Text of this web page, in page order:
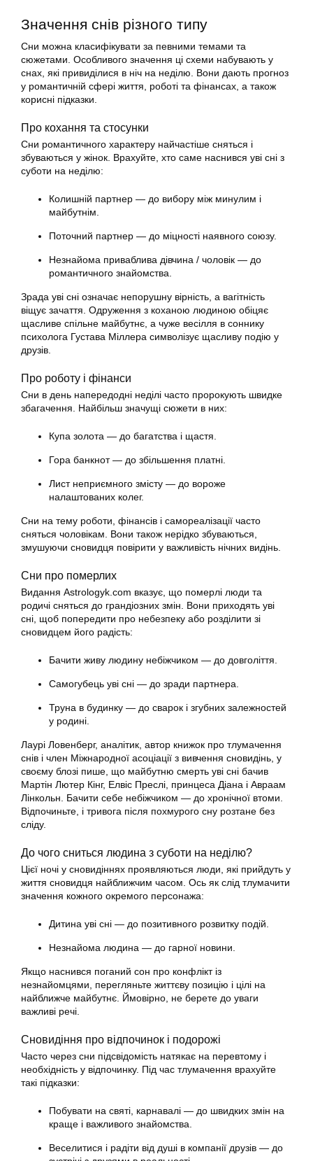
Значення снів різного типу
Сни можна класифікувати за певними темами та
сюжетами. Особливого значення ці схеми набувають у
снах, які привиділися в ніч на неділю. Вони дають прогноз
у романтичній сфері життя, роботі та фінансах, а також
корисні підказки.
Про кохання та стосунки
Сни романтичного характеру найчастіше сняться і
збуваються у жінок. Врахуйте, хто саме наснився уві сні з
суботи на неділю:
Колишній партнер — до вибору між минулим і
майбутнім.
Поточний партнер — до міцності наявного союзу.
Незнайома приваблива дівчина / чоловік — до
романтичного знайомства.
Зрада уві сні означає непорушну вірність, а вагітність
віщує зачаття. Одруження з коханою людиною обіцяє
щасливе спільне майбутнє, а чуже весілля в соннику
психолога Густава Міллера символізує щасливу подію у
друзів.
Про роботу і фінанси
Сни в день напередодні неділі часто пророкують швидке
збагачення. Найбільш значущі сюжети в них:
Купа золота — до багатства і щастя.
Гора банкнот — до збільшення платні.
Лист неприємного змісту — до вороже
налаштованих колег.
Сни на тему роботи, фінансів і самореалізації часто
сняться чоловікам. Вони також нерідко збуваються,
змушуючи сновидця повірити у важливість нічних видінь.
Сни про померлих
Видання Аstrologyk.com вказує, що померлі люди та
родичі сняться до грандіозних змін. Вони приходять уві
сні, щоб попередити про небезпеку або розділити зі
сновидцем його радість:
Бачити живу людину небіжчиком — до довголіття.
Самогубець уві сні — до зради партнера.
Труна в будинку — до сварок і згубних залежностей
у родині.
Лаурі Ловенберг, аналітик, автор книжок про тлумачення
снів і член Міжнародної асоціації з вивчення сновидінь, у
своєму блозі пише, що майбутню смерть уві сні бачив
Мартін Лютер Кінг, Елвіс Преслі, принцеса Діана і Авраам
Лінкольн. Бачити себе небіжчиком — до хронічної втоми.
Відпочиньте, і тривога після похмурого сну розтане без
сліду.
До чого сниться людина з суботи на неділю?
Цієї ночі у сновидіннях проявляються люди, які прийдуть у
життя сновидця найближчим часом. Ось як слід тлумачити
значення кожного окремого персонажа:
Дитина уві сні — до позитивного розвитку подій.
Незнайома людина — до гарної новини.
Якщо наснився поганий сон про конфлікт із
незнайомцями, перегляньте життєву позицію і цілі на
найближче майбутнє. Ймовірно, не берете до уваги
важливі речі.
Сновидіння про відпочинок і подорожі
Часто через сни підсвідомість натякає на перевтому і
необхідність у відпочинку. Під час тлумачення врахуйте
такі підказки:
Побувати на святі, карнавалі — до швидких змін на
краще і важливого знайомства.
Веселитися і радіти від душі в компанії друзів — до